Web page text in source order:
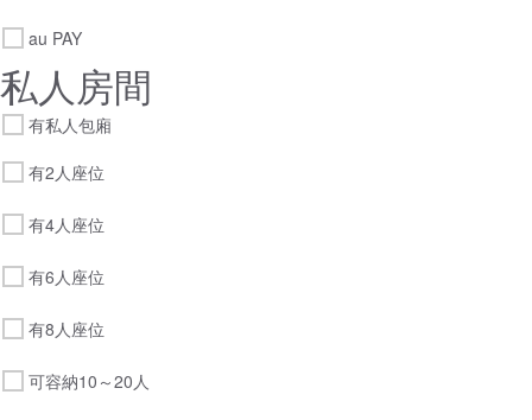
au PAY
私人房間
有私人包廂
有2人座位
有4人座位
有6人座位
有8人座位
可容納10～20人